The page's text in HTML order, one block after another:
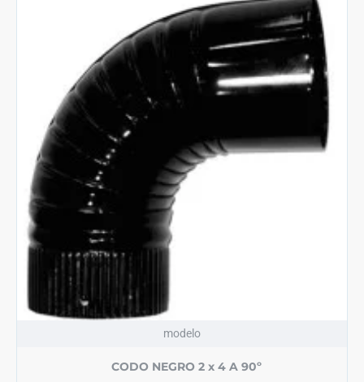
modelo
CODO NEGRO 2 x 4 A 90º